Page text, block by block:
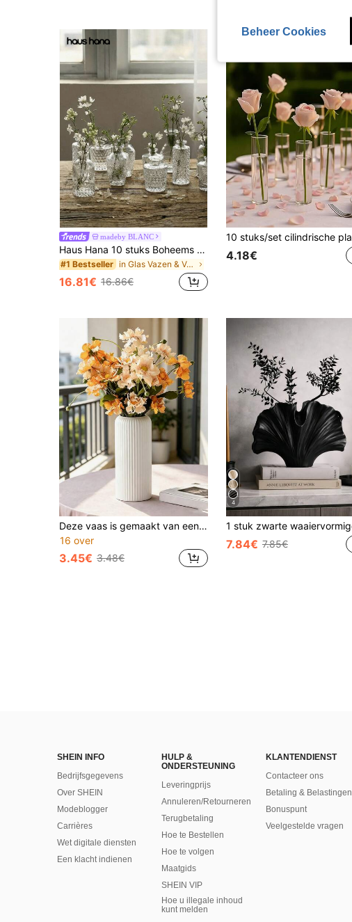
madeby BLANC
Haus Hana 10 stuks Boheems glazen vaas set | Rustieke bruiloft mini vazen, woon- en eettafeldecoratie, kerstdecoratieve flessen, kleine vintage glazen bloemenvazen, bulk heldere bloemenvazen, diffuserflessen, tafelstukdecoratie, schattige transparante bloemenvazen voor huisbloemen, bruiloftsdecoratie, huisdecoratie, kamerdecoratie, bloemenvaas, esthetisch huis
#1 Bestseller in Glas Vazen & Vaasaccessoires
16.81€ 16.86€
4.18€
Deze vaas is gemaakt van een kunststofcomposietmateriaal dat niet snel breekt. Hij is ongeveer 20 cm hoog en is een minimalistische bureauvaas, geschikt voor het tentoonstellen van gedroogde bloemen, riet of kunstbloemen. Het is een ideale keuze voor huisdecoratie. De vaas heeft een bohemian stijl, waardoor hij ook geschikt is voor bruiloften, feesten en andere gelegenheden.
16 over
3.45€ 3.48€
4
7.84€ 7.85€
SHEIN INFO
Bedrijfsgegevens
Over SHEIN
Modeblogger
Carrières
Wet digitale diensten
Een klacht indienen
HULP &
ONDERSTEUNING
Leveringprijs
Annuleren/Retourneren
Terugbetaling
Hoe te Bestellen
Hoe te volgen
Maatgids
SHEIN VIP
Hoe u illegale inhoud
kunt melden
KLANTENDIENST
Contacteer ons
Betaling & Belastingen
Bonuspunt
Veelgestelde vragen
Beheer Cookies